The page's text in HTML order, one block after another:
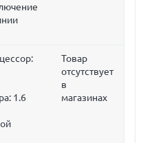
1.6
Товар
отсутствует
в
магазинах